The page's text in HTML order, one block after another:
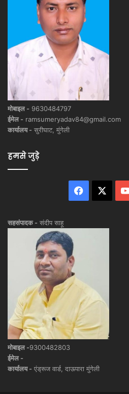
मोबाइल - 9630484797
ईमेल - ramsumeryadav84@gmail.com
कार्यालय - सुरीघाट, मुंगेली
हमसे जुड़े
Facebook
सहसंपादक - संदीप साहू
मोबाइल -9300482803
ईमेल -
कार्यालय - एंड्रूज वार्ड, दाऊपारा मुंगेली